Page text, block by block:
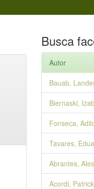
Busca
Autor
Bauab,
Biernaski,
Fonseca,
Tavares,
Abrantes,
Acordi,